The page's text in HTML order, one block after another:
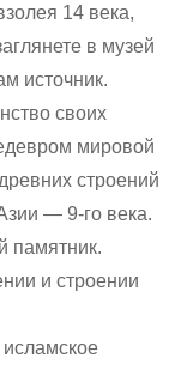
14 века,
в музей
источник.
своих
мировой
строений
— 9-го века.
памятник.
и строении